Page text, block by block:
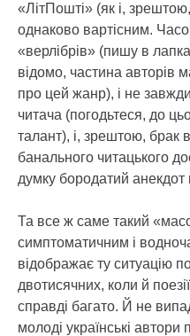
«ЛітПошті» (як і,
однаково вартісним.
«верлібрів» (пишу в
відомо, частина авторів
про цей жанр), і не
читача (погодьтеся, до
талант), і, зрештою, брак
банального читацького
думку бородатий анекдот
Та все ж саме такий
симптоматичним і
відображає ту ситуацію
двотисячних, коли й
справді багато. Й не
молоді українські